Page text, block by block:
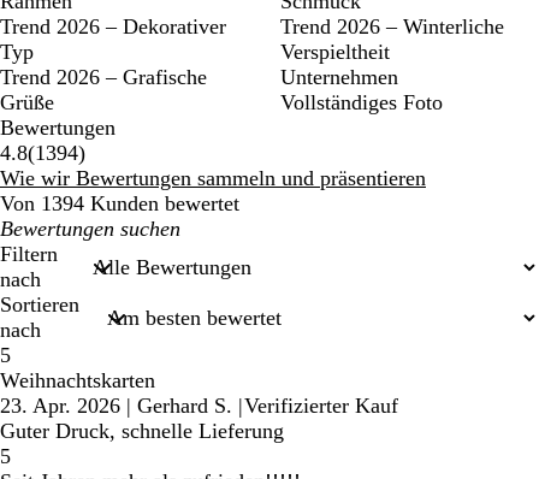
Trend 2026 – Dekorativer
Typ
Trend 2026 – Grafische
Grüße
Trend 2026 – Winterliche
Verspieltheit
Unternehmen
Vollständiges Foto
Bewertungen
4.8(13941394
Bewertungen
)
Wie wir Bewertungen sammeln und präsentieren
Von 1394 Kunden bewertet
Meine
Sucheingaben
Filtern
nach
Sortieren
nach
5
Weihnachtskarten
23. Apr. 2026 | Gerhard S. |Verifizierter Kauf
Guter Druck, schnelle Lieferung
5